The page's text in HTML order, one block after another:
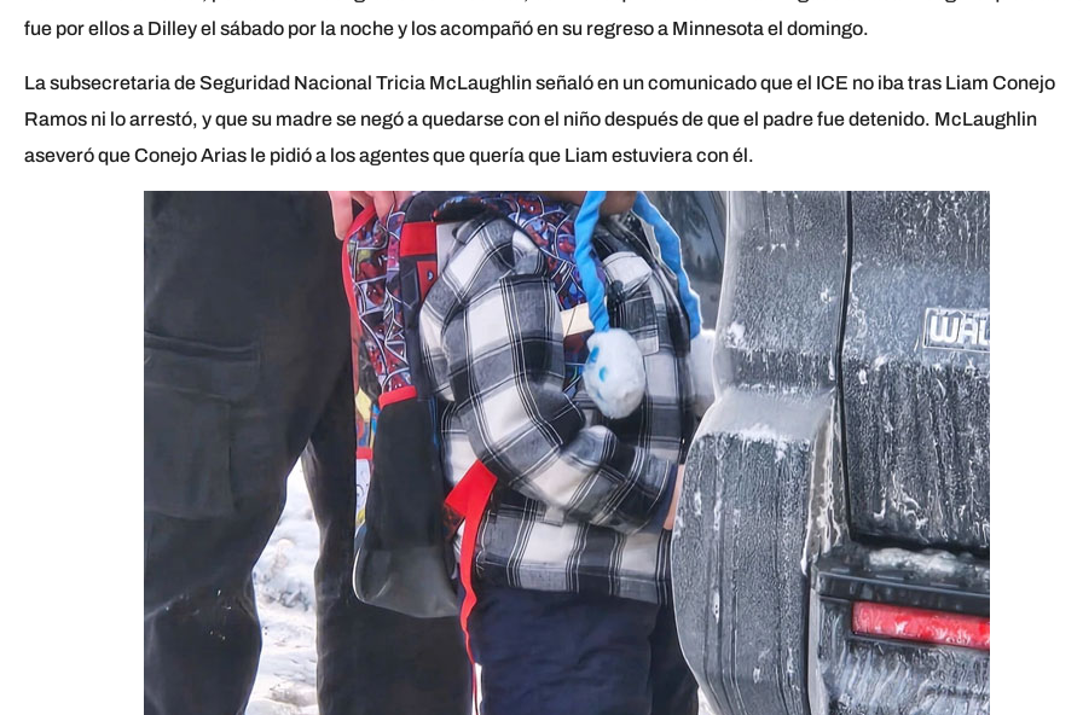
fue por ellos a Dilley el sábado por la noche y los acompañó en su regreso a Minnesota el domingo.
La subsecretaria de Seguridad Nacional Tricia McLaughlin señaló en un comunicado que el ICE no iba tras Liam Conejo
Ramos ni lo arrestó, y que su madre se negó a quedarse con el niño después de que el padre fue detenido. McLaughlin
aseveró que Conejo Arias le pidió a los agentes que quería que Liam estuviera con él.